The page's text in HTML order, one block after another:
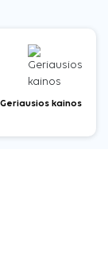
Geriausios kainos